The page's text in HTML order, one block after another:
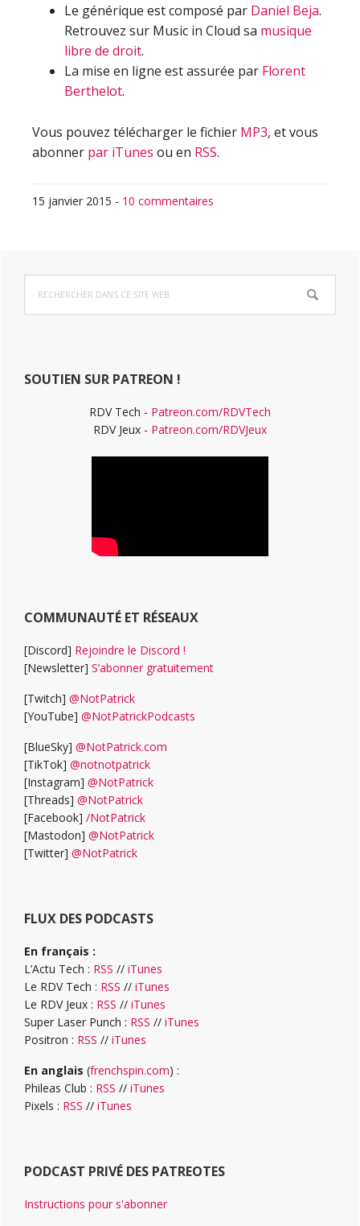
Le générique est composé par Daniel Beja.
Retrouvez sur Music in Cloud sa musique
libre de droit.
La mise en ligne est assurée par Florent
Berthelot.
Vous pouvez télécharger le fichier MP3, et vous
abonner par iTunes ou en RSS.
15 janvier 2015 - 10 commentaires
Barre
latérale
dans
ce
SOUTIEN SUR PATREON !
RDV Tech - Patreon.com/RDVTech
RDV Jeux - Patreon.com/RDVJeux
COMMUNAUTÉ ET RÉSEAUX
[Discord] Rejoindre le Discord !
[Newsletter] S’abonner gratuitement
[Twitch] @NotPatrick
[YouTube] @NotPatrickPodcasts
[BlueSky] @NotPatrick.com
[TikTok] @notnotpatrick
[Instagram] @NotPatrick
[Threads] @NotPatrick
[Facebook] /NotPatrick
[Mastodon] @NotPatrick
[Twitter] @NotPatrick
FLUX DES PODCASTS
En français :
L’Actu Tech : RSS // iTunes
Le RDV Tech : RSS // iTunes
Le RDV Jeux : RSS // iTunes
Super Laser Punch : RSS // iTunes
Positron : RSS // iTunes
En anglais (frenchspin.com) :
Phileas Club : RSS // iTunes
Pixels : RSS // iTunes
PODCAST PRIVÉ DES PATREOTES
Instructions pour s'abonner